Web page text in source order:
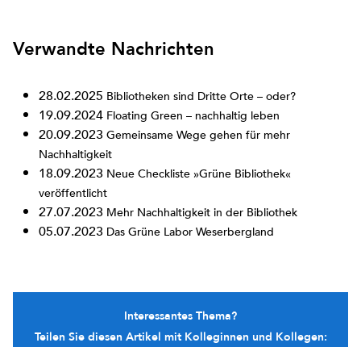
Verwandte Nachrichten
28.02.2025 Bibliotheken sind Dritte Orte – oder?
19.09.2024 Floating Green – nachhaltig leben
20.09.2023Gemeinsame Wege gehen für mehr
Nachhaltigkeit
18.09.2023 Neue Checkliste »Grüne Bibliothek«
veröffentlicht
27.07.2023 Mehr Nachhaltigkeit in der Bibliothek
05.07.2023 Das Grüne Labor Weserbergland
Interessantes Thema?
Teilen Sie diesen Artikel mit Kolleginnen und Kollegen: